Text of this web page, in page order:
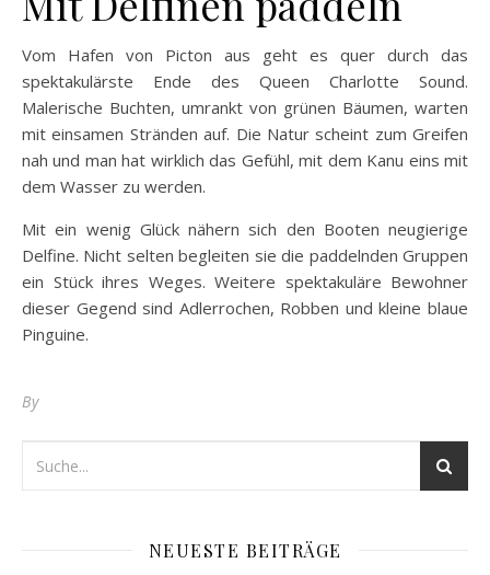
Vom Hafen von Picton aus geht es quer durch das
spektakulärste Ende des Queen Charlotte Sound.
Malerische Buchten, umrankt von grünen Bäumen, warten
mit einsamen Stränden auf. Die Natur scheint zum Greifen
nah und man hat wirklich das Gefühl, mit dem Kanu eins mit
dem Wasser zu werden.
Mit ein wenig Glück nähern sich den Booten neugierige
Delfine. Nicht selten begleiten sie die paddelnden Gruppen
ein Stück ihres Weges. Weitere spektakuläre Bewohner
dieser Gegend sind Adlerrochen, Robben und kleine blaue
Pinguine.
By
NEUESTE BEITRÄGE